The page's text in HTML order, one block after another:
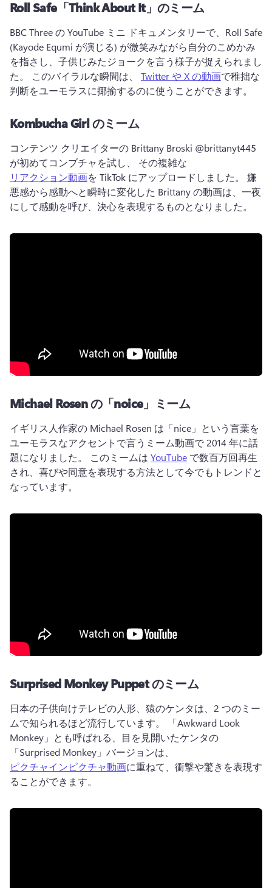
Roll Safe「Think About It」のミーム
BBC Three の YouTube ミニ ドキュメンタリーで、Roll Safe
(Kayode Equmi が演じる) が微笑みながら自分のこめかみ
を指さし、子供じみたジョークを言う様子が捉えられまし
た。 このバイラルな瞬間は、 Twitter や X の動画で稚拙な
判断をユーモラスに揶揄するのに使うことができます。
Kombucha Girl のミーム
コンテンツ クリエイターの Brittany Broski @brittanyt445
が初めてコンブチャを試し、 その複雑な
リアクション動画を TikTok にアップロードしました。 嫌
悪感から感動へと瞬時に変化した Brittany の動画は、一夜
にして感動を呼び、決心を表現するものとなりました。
Michael Rosen の「noice」ミーム
イギリス人作家の Michael Rosen は「nice」という言葉を
ユーモラスなアクセントで言うミーム動画で 2014 年に話
題になりました。 このミームは YouTube で数百万回再生
され、喜びや同意を表現する方法として今でもトレンドと
なっています。
Surprised Monkey Puppet のミーム
日本の子供向けテレビの人形、猿のケンタは、2 つのミー
ムで知られるほど流行しています。
「Awkward Look
Monkey」とも呼ばれる、目を見開いたケンタの
「Surprised Monkey」バージョンは、
ピクチャインピクチャ動画に重ねて、衝撃や驚きを表現す
ることができます。